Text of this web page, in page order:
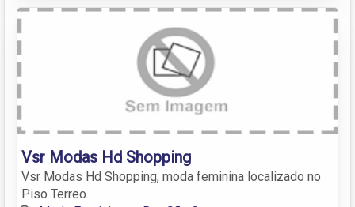
Vsr Modas Hd Shopping
Vsr Modas Hd Shopping, moda feminina localizado no
Piso Terreo.